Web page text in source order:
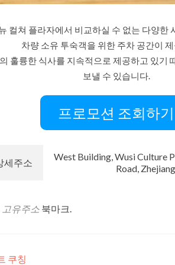
컬쳐 플라자에서 비교하실 수 없는 다양한
차량 소유 투숙객을 위한 주차 공간이
훌륭한 식사를 지속적으로 제공하고 있기
보낼 수 있습니다.
프로모션 조회하기
세주소
West Building, Wusi Culture
Road, Zhejiang
고유주소 북마크.
쿠칭